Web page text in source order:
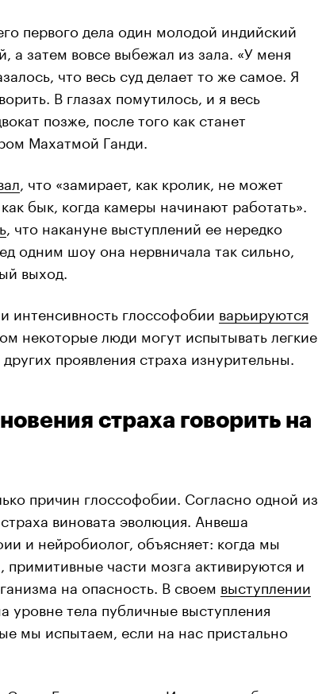
первого дела один молодой индийский
а затем вовсе выбежал из зала. «У меня
что весь суд делает то же самое. Я
В глазах помутилось, и я весь
позже, после того как станет
Махатмой Ганди.
, что «замирает, как кролик, не может
бык, когда камеры начинают работать».
, что накануне выступлений ее нередко
одним шоу она нервничала так сильно,
выход.
интенсивность глоссофобии варьируются
некоторые люди могут испытывать легкие
проявления страха изнурительны.
страха говорить на
причин глоссофобии. Согласно одной из
виновата эволюция. Анвеша
и нейробиолог, объясняет: когда мы
примитивные части мозга активируются и
на опасность. В своем выступлении
уровне тела публичные выступления
мы испытаем, если на нас пристально